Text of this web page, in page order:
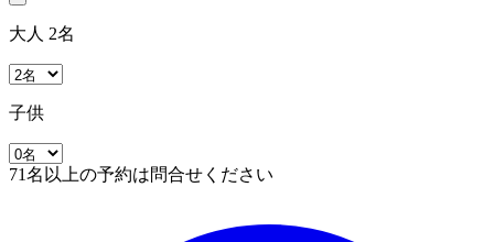
大人 2名
子供
71名以上の予約は問合せください